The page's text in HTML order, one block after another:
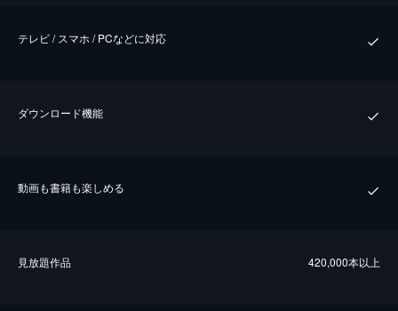
テレビ / スマホ / PCなどに対応
ダウンロード機能
動画も書籍も楽しめる
⾒放題作品 420,000本以上